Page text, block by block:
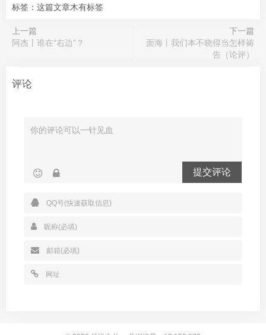
标签：这篇文章木有标签
上一篇
阿杰丨谁在“右边”？
下一篇
面海丨我们本不晓得当怎样祷
告（论评）
评论
提交评论